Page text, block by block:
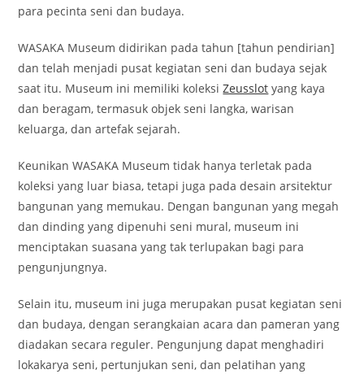
para pecinta seni dan budaya.
WASAKA Museum didirikan pada tahun [tahun pendirian]
dan telah menjadi pusat kegiatan seni dan budaya sejak
saat itu. Museum ini memiliki koleksiZeusslot yang kaya
dan beragam, termasuk objek seni langka, warisan
keluarga, dan artefak sejarah.
Keunikan WASAKA Museum tidak hanya terletak pada
koleksi yang luar biasa, tetapi juga pada desain arsitektur
bangunan yang memukau. Dengan bangunan yang megah
dan dinding yang dipenuhi seni mural, museum ini
menciptakan suasana yang tak terlupakan bagi para
pengunjungnya.
Selain itu, museum ini juga merupakan pusat kegiatan seni
dan budaya, dengan serangkaian acara dan pameran yang
diadakan secara reguler. Pengunjung dapat menghadiri
lokakarya seni, pertunjukan seni, dan pelatihan yang